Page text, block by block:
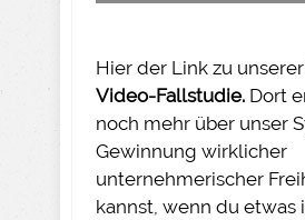
Hier der Link zu unserer
Video-Fallstudie. Dort
noch mehr über unser
Gewinnung wirklicher
unternehmerischer
kannst, wenn du etwas